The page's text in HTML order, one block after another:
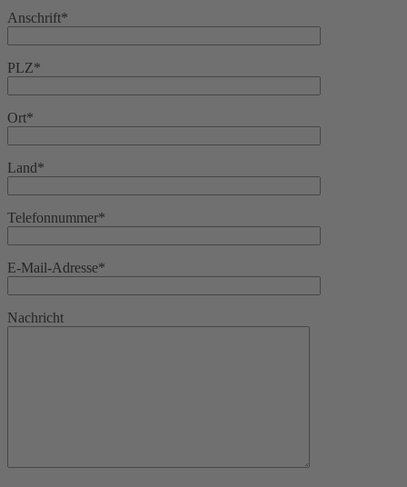
Anschrift*
PLZ*
Ort*
Land*
Telefonnummer*
E-Mail-Adresse*
Nachricht